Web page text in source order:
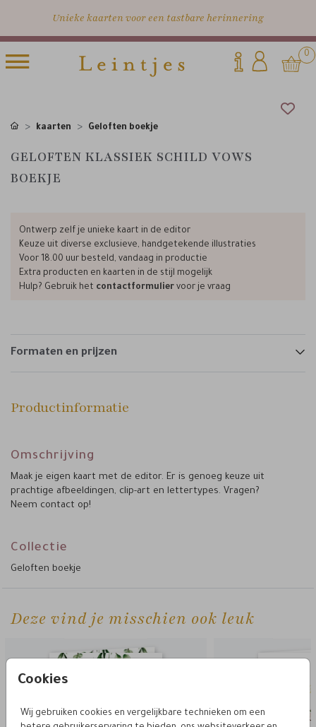
Unieke kaarten voor een tastbare herinnering
0
Cookies
Wij gebruiken cookies en vergelijkbare technieken om een
kaarten Geloften boekje
GELOFTEN KLASSIEK SCHILD VOWS
BOEKJE
Ontwerp zelf je unieke kaart in de editor
Keuze uit diverse exclusieve, handgetekende illustraties
Voor 18.00 uur besteld, vandaag in productie
Extra producten en kaarten in de stijl mogelijk
Hulp? Gebruik het contactformulier voor je vraag
Formaten en prijzen
Productinformatie
Omschrijving
Maak je eigen kaart met de editor. Er is genoeg keuze uit
prachtige afbeeldingen, clip-art en lettertypes. Vragen?
Neem contact op!
Collectie
Geloften boekje
Deze vind je misschien ook leuk